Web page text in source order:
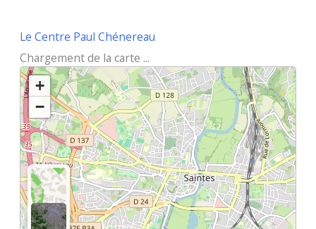
Le Centre Paul Chénereau
Chargement de la carte ...
+
−